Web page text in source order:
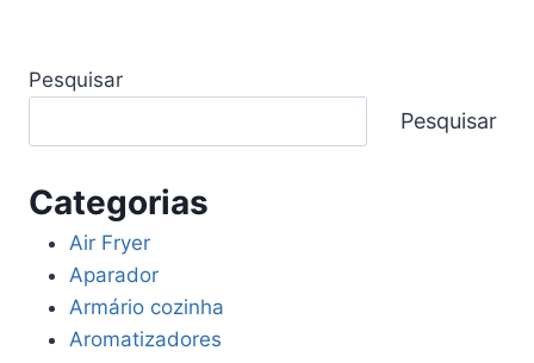
Pesquisar
Pesquisar
Categorias
Air Fryer
Aparador
Armário cozinha
Aromatizadores